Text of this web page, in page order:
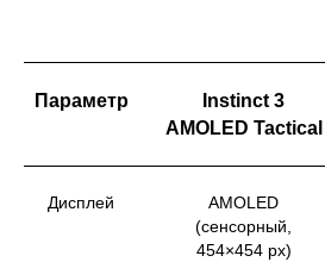
Параметр
Instinct 3
AMOLED Tactical
Дисплей
AMOLED
(сенсорный,
454×454 px)